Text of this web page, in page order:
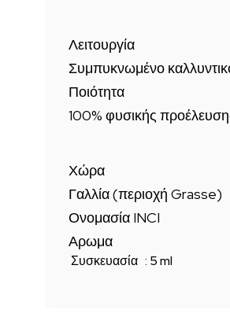
Λειτουργία
Συμπυκνωμένο
Ποιότητα
100% φυσικής
Χώρα
Γαλλία (περιοχή Grasse)
Ονομασία INCI
Αρωμα
Συσκευασία : 5 ml